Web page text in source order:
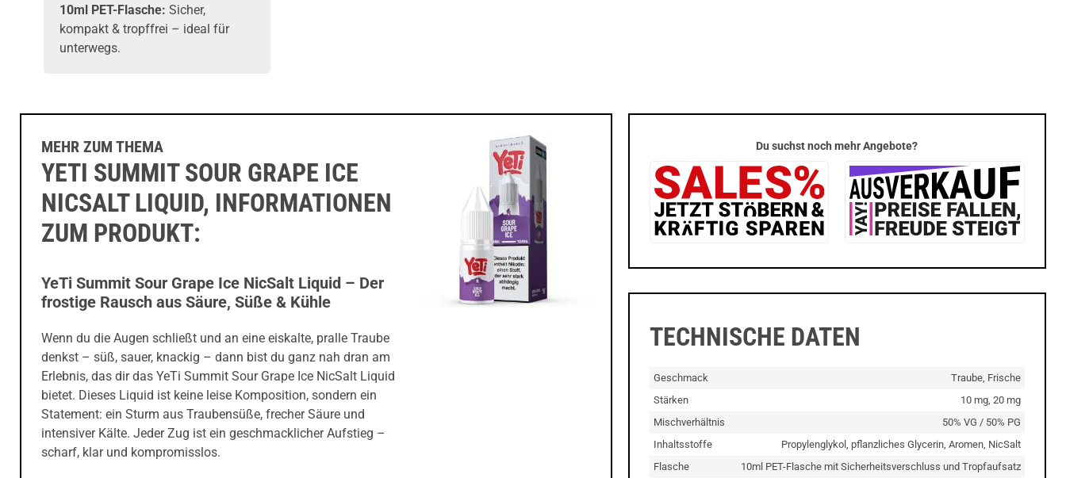
10ml PET-Flasche: Sicher,
kompakt & tropffrei – ideal für
unterwegs.
MEHR ZUM THEMA
YETI SUMMIT SOUR GRAPE ICE
NICSALT LIQUID, INFORMATIONEN
ZUM PRODUKT:
YeTi Summit Sour Grape Ice NicSalt Liquid – Der
frostige Rausch aus Säure, Süße & Kühle
Wenn du die Augen schließt und an eine eiskalte, pralle Traube
denkst – süß, sauer, knackig – dann bist du ganz nah dran am
Erlebnis, das dir das YeTi Summit Sour Grape Ice NicSalt Liquid
bietet. Dieses Liquid ist keine leise Komposition, sondern ein
Statement: ein Sturm aus Traubensüße, frecher Säure und
intensiver Kälte. Jeder Zug ist ein geschmacklicher Aufstieg –
scharf, klar und kompromisslos.
Du suchst noch mehr Angebote?
TECHNISCHE DATEN
Geschmack
Traube, Frische
Stärken
10 mg, 20 mg
Mischverhältnis
50% VG / 50% PG
Inhaltsstoffe
Propylenglykol, pflanzliches Glycerin, Aromen, NicSalt
Flasche
10ml PET-Flasche mit Sicherheitsverschluss und Tropfaufsatz